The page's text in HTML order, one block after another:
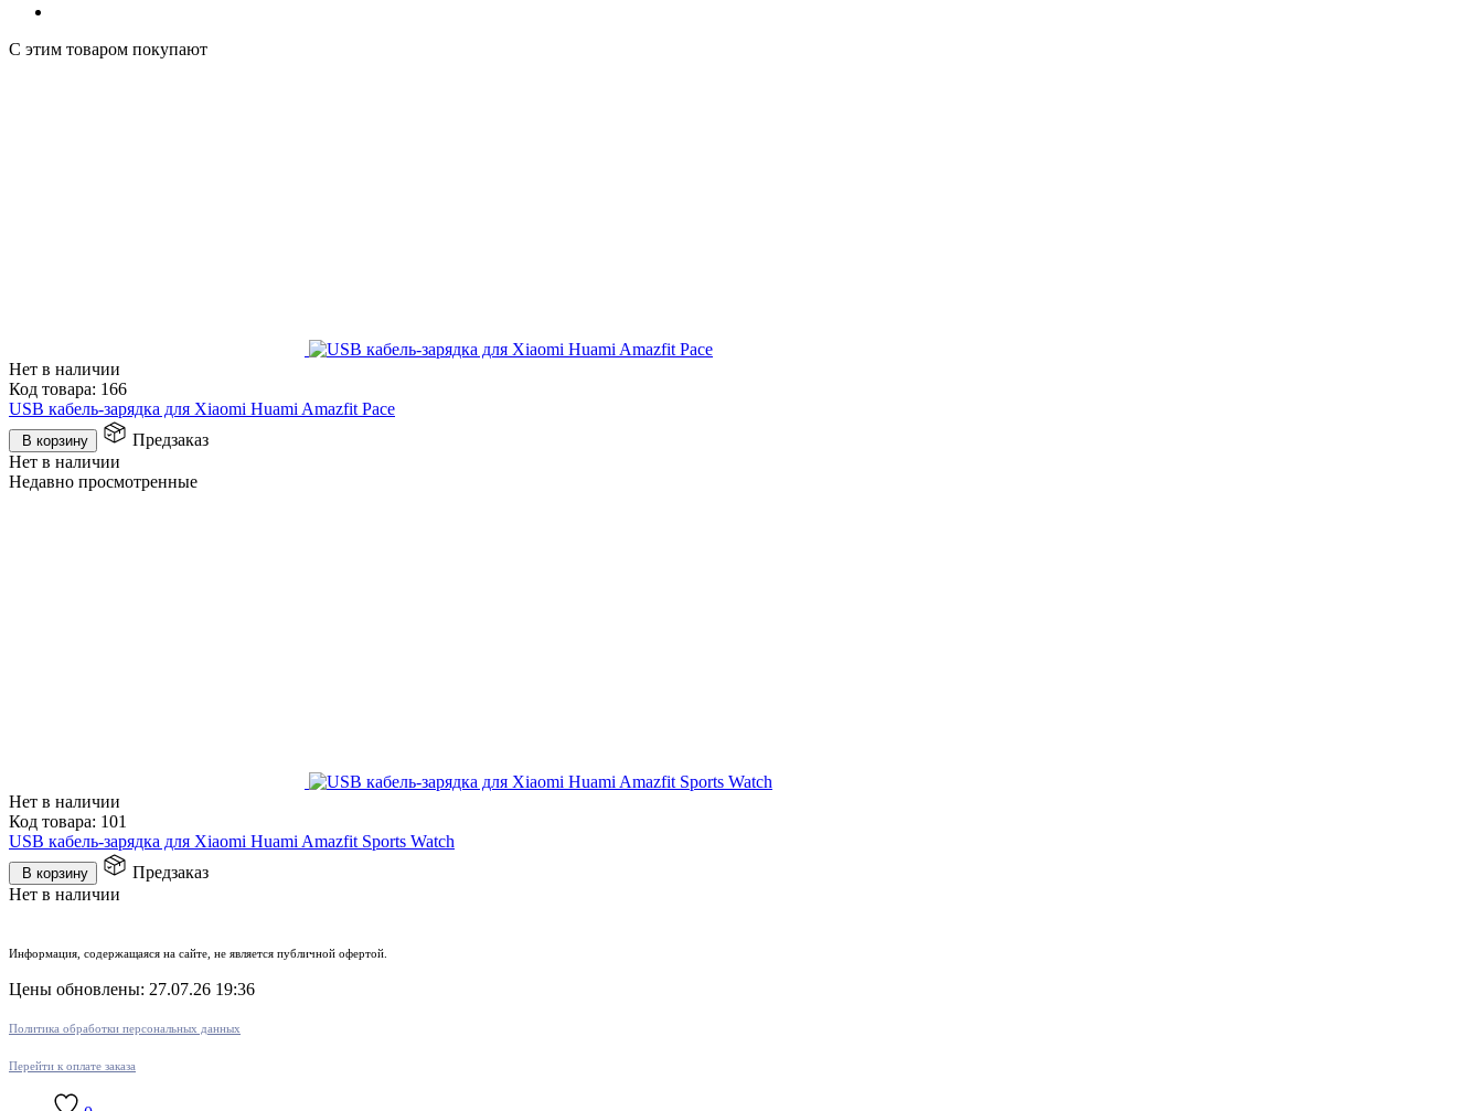
С этим товаром покупают
Нет в наличии
Код товара: 166
USB кабель-зарядка для Xiaomi Huami Amazfit Pace
В корзину
Предзаказ
Нет в наличии
Недавно просмотренные
Нет в наличии
Код товара: 101
USB кабель-зарядка для Xiaomi Huami Amazfit Sports Watch
В корзину
Предзаказ
Нет в наличии
Информация, содержащаяся на сайте, не является публичной офертой.
Цены обновлены: 27.07.26 19:36
Политика обработки персональных данных
Перейти к оплате заказа